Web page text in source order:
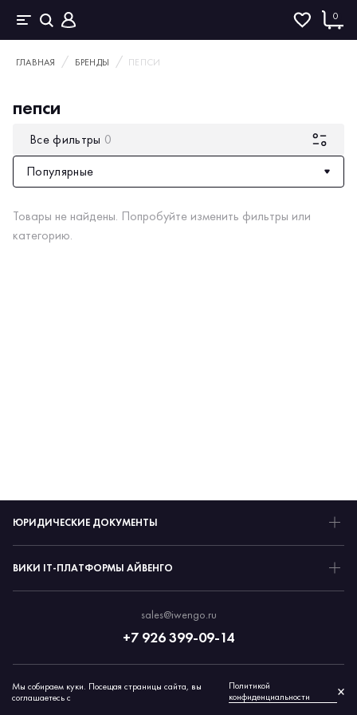
0
ГЛАВНАЯ БРЕНДЫ ПЕПСИ
пепси
Все фильтры 0
Популярные
Товары не найдены. Попробуйте изменить фильтры или
категорию.
ЮРИДИЧЕСКИЕ ДОКУМЕНТЫ
ВИКИ IT-ПЛАТФОРМЫ АЙВЕНГО
sales@iwengo.ru
+7 926 399-09-14
© 2026 Айвенго
Мы собираем куки. Посещая страницы сайта, вы
соглашаетесь с
Политикой
конфиденциальности
×